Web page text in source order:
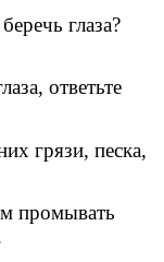
глаза?
ответьте
грязи, песка,
промывать